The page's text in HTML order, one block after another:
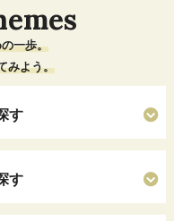
一歩。
みよう。
す
す